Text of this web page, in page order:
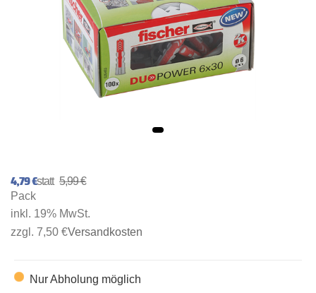
5,99 €
4,79 €
Pack
inkl. 19% MwSt.
zzgl. 7,50 €Versandkosten
Nur Abholung möglich